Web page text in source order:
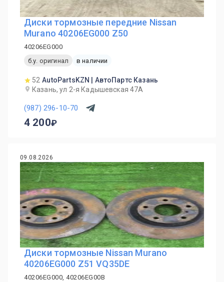
Диски тормозные передние Nissan
Murano 40206EG000 Z50
40206EG000
б.у. оригинал
в наличии
52 AutoPartsKZN | АвтоПартс Казань
Казань, ул 2-я Кадышевская 47А
(987) 296-10-70
4 200
09.08.2026
Диски тормозные Nissan Murano
40206EG000 Z51 VQ35DE
40206EG000, 40206EG00B